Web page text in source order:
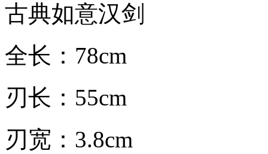
古典如意汉剑
全长：78cm
刃长：55cm
刃宽：3.8cm